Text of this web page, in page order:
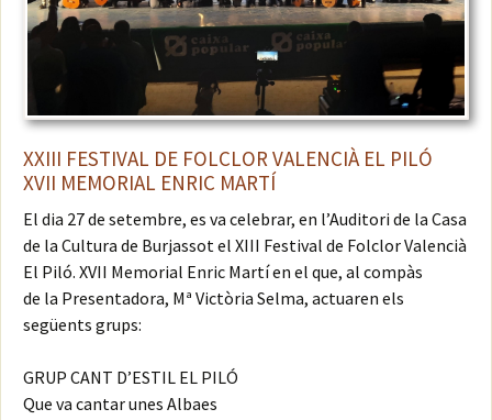
XXIII FESTIVAL DE FOLCLOR VALENCIÀ EL PILÓ
XVII MEMORIAL ENRIC MARTÍ
El dia 27 de setembre, es va celebrar, en l’Auditori de la Casa
de la Cultura de Burjassot el XIII Festival de Folclor Valencià
El Piló. XVII Memorial Enric Martí en el que, al compàs
de la Presentadora, Mª Victòria Selma, actuaren els
següents grups:
GRUP CANT D’ESTIL EL PILÓ
Que va cantar unes Albaes